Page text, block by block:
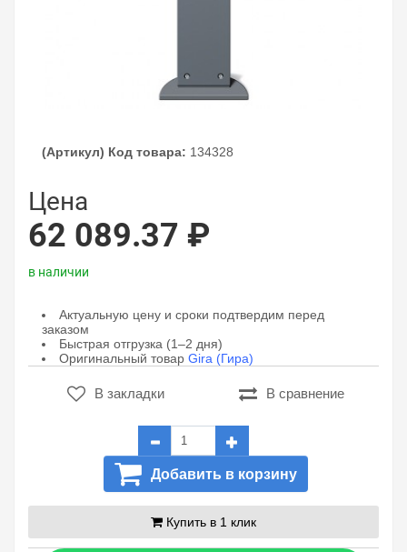
(Артикул) Код товара: 134328
Цена
62 089.37 ₽
в наличии
Актуальную цену и сроки подтвердим перед
заказом
Быстрая отгрузка (1–2 дня)
Оригинальный товар Gira (Гира)
В закладки В сравнение
Добавить в корзину
Купить в 1 клик